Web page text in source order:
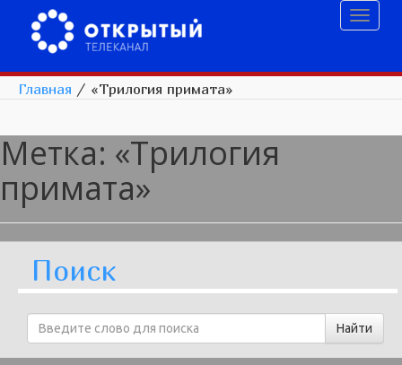
Главная / «Трилогия примата»
Метка: «Трилогия
примата»
Поиск